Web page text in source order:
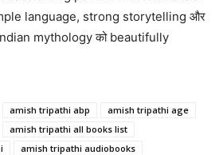
language, strong storytelling और
mythology को beautifully
amish tripathi abp
amish tripathi age
amish tripathi all books list
amish tripathi audiobooks